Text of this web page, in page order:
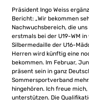
Präsident Ingo Weiss
Bericht: „Wir bekommen
Nachwuchsbereich, die
erstmals bei der U19-WM
Silbermedaille der U16-
Herren wird künftig eine
bekommen. Im Februar,
präsent sein in ganz
Sommersportverband
hingehören. Ich freue
unterstützen. Die